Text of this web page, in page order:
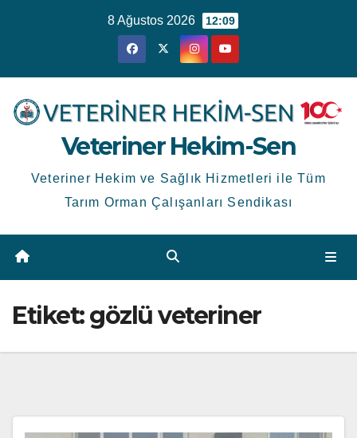
8 Ağustos 2026 12:09
Veteriner Hekim-Sen
Veteriner Hekim ve Sağlık Hizmetleri ile Tüm
Tarım Orman Çalışanları Sendikası
Etiket:gözlü veteriner